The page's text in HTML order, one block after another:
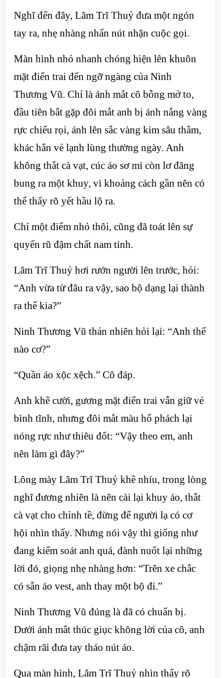
Nghĩ đến đây, Lâm Trĩ Thuỷ đưa một ngón
tay ra, nhẹ nhàng nhấn nút nhận cuộc gọi.
Màn hình nhỏ nhanh chóng hiện lên khuôn
mặt điển trai đến ngỡ ngàng của Ninh
Thương Vũ. Chỉ là ánh mắt cô bỗng mở to,
đầu tiên bắt gặp đôi mắt anh bị ánh nắng vàng
rực chiếu rọi, ánh lên sắc vàng kim sâu thẳm,
khác hẳn vẻ lạnh lùng thường ngày. Anh
không thắt cà vạt, cúc áo sơ mi còn lơ đãng
bung ra một khuy, vì khoảng cách gần nên có
thể thấy rõ yết hầu lộ ra.
Chỉ một điểm nhỏ thôi, cũng đã toát lên sự
quyến rũ đậm chất nam tính.
Lâm Trĩ Thuỷ hơi rướn người lên trước, hỏi:
“Anh vừa từ đâu ra vậy, sao bộ dạng lại thành
ra thế kia?”
Ninh Thương Vũ thản nhiên hỏi lại: “Anh thế
nào cơ?”
“Quần áo xộc xệch.” Cô đáp.
Anh khẽ cười, gương mặt điển trai vẫn giữ vẻ
bình tĩnh, nhưng đôi mắt màu hổ phách lại
nóng rực như thiêu đốt: “Vậy theo em, anh
nên làm gì đây?”
Lông mày Lâm Trĩ Thuỷ khẽ nhíu, trong lòng
nghĩ đương nhiên là nên cài lại khuy áo, thắt
cà vạt cho chỉnh tề, đừng để người lạ có cơ
hội nhìn thấy. Nhưng nói vậy thì giống như
đang kiểm soát anh quá, đành nuốt lại những
lời đó, giọng nhẹ nhàng hơn: “Trên xe chắc
có sẵn áo vest, anh thay một bộ đi.”
Ninh Thương Vũ đúng là đã có chuẩn bị.
Dưới ánh mắt thúc giục không lời của cô, anh
chậm rãi đưa tay tháo nút áo.
Qua màn hình, Lâm Trĩ Thuỷ nhìn thấy rõ